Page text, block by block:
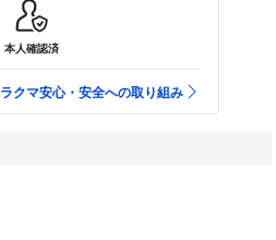
本人確認済
ラクマ安心・安全への取り組み